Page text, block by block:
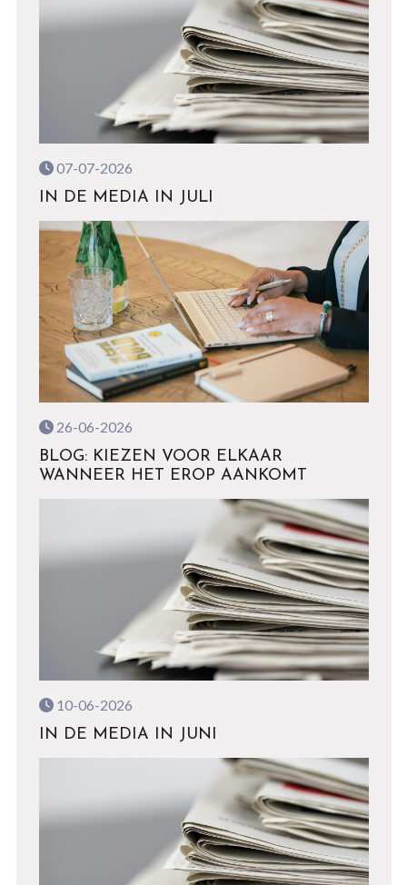
07-07-2026
IN DE MEDIA IN JULI
26-06-2026
BLOG: KIEZEN VOOR ELKAAR
WANNEER HET EROP AANKOMT
10-06-2026
IN DE MEDIA IN JUNI